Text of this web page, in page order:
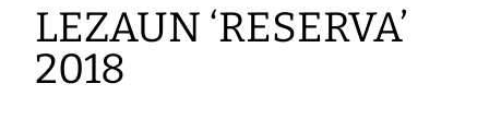
LEZAUN ‘RESERVA’
2018